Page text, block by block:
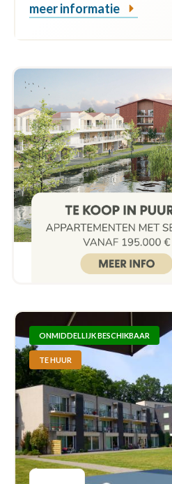
meer informatie
ONMIDDELLIJK BESCHIKBAAR
TE HUUR